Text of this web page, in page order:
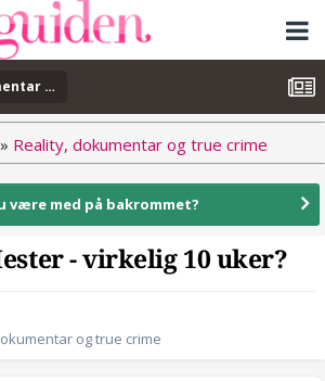
Reality, dokumentar og true crime
» Reality, dokumentar og true crime
være med på bakrommet?
- virkelig 10 uker?
og true crime